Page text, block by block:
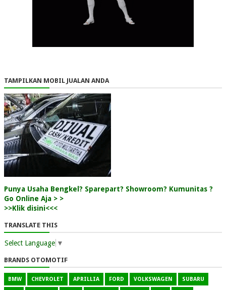
TAMPILKAN MOBIL JUALAN ANDA
Punya Usaha Bengkel? Sparepart? Showroom? Kumunitas ?
Go Online Aja > >
>>Klik disini<<<
TRANSLATE THIS
Select Language ▼
BRANDS OTOMOTIF
BMW CHEVROLET APRILLIA FORD VOLKSWAGEN SUBARU